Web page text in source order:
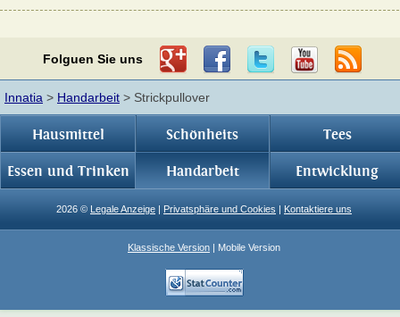
Folguen Sie uns
Innatia > Handarbeit > Strickpullover
Hausmittel Schönheits Tees
Essen und Trinken Handarbeit Entwicklung
2026 © Legale Anzeige Privatsphäre und Cookies Kontaktiere uns
Klassische Version | Mobile Version